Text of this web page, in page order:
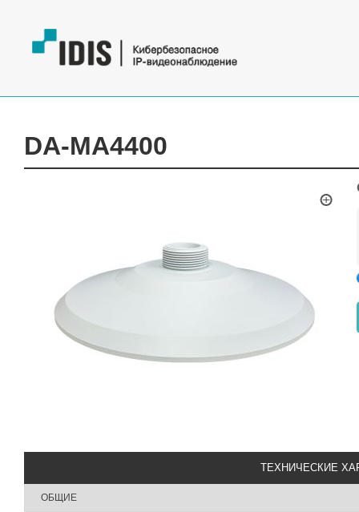
DA-MA4400
ТЕХНИЧЕСКИЕ
ОБЩИЕ